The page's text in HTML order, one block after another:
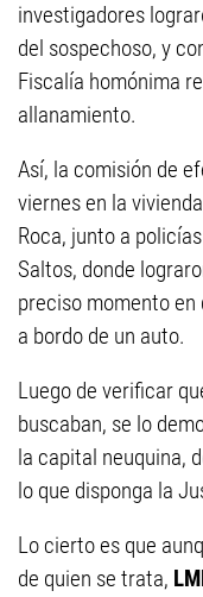
investigadores
del sospechoso, y
Fiscalía homónima
allanamiento.
Así, la comisión de
viernes en la
Roca, junto a
Saltos, donde
preciso momento en
a bordo de un auto.
Luego de verificar
buscaban, se lo
la capital neuquina,
lo que disponga la
Lo cierto es que
de quien se trata,